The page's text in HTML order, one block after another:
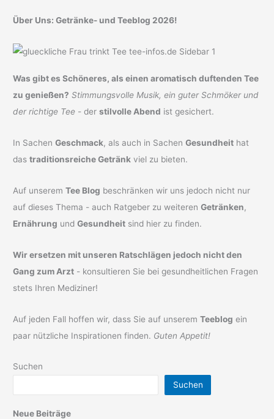
Über Uns: Getränke- und Teeblog 2026!
Was gibt es Schöneres, als einen aromatisch duftenden Tee
zu genießen? Stimmungsvolle Musik, ein guter Schmöker und
der richtige Tee - derstilvolle Abend ist gesichert.
In SachenGeschmack, als auch in SachenGesundheit hat
dastraditionsreiche Getränk viel zu bieten.
Auf unseremTee Blog beschränken wir uns jedoch nicht nur
auf dieses Thema - auch Ratgeber zu weiterenGetränken,
Ernährung undGesundheit sind hier zu finden.
Wir ersetzen mit unseren Ratschlägen jedoch nicht den
Gang zum Arzt - konsultieren Sie bei gesundheitlichen Fragen
stets Ihren Mediziner!
Auf jeden Fall hoffen wir, dass Sie auf unseremTeeblog ein
paar nützliche Inspirationen finden. Guten Appetit!
Suchen
Suchen
Neue Beiträge